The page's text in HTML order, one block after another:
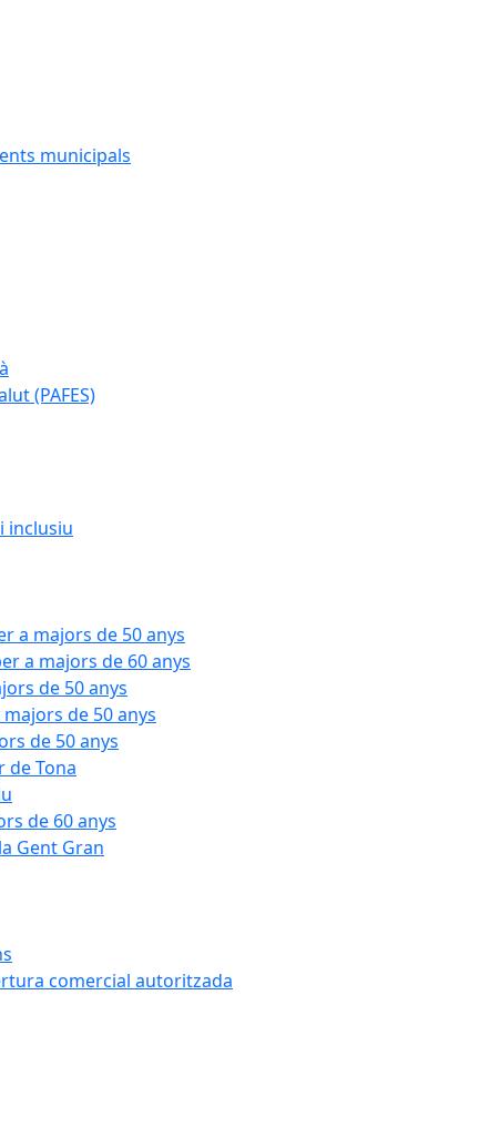
municipals
(PAFES)
inclusiu
a majors de 50 anys
a majors de 60 anys
de 50 anys
de 50 anys
de 50 anys
de Tona
de 60 anys
Gent Gran
comercial autoritzada